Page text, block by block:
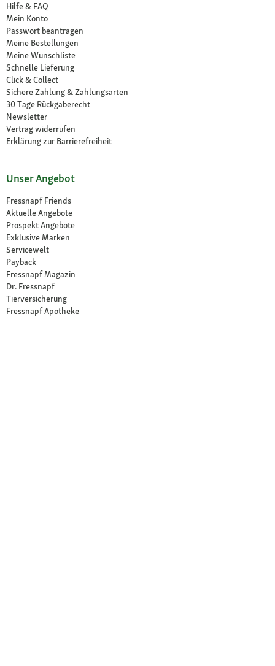
Hilfe & FAQ
Mein Konto
Passwort beantragen
Meine Bestellungen
Meine Wunschliste
Schnelle Lieferung
Click & Collect
Sichere Zahlung & Zahlungsarten
30 Tage Rückgaberecht
Newsletter
Vertrag widerrufen
Erklärung zur Barrierefreiheit
Unser Angebot
Fressnapf Friends
Aktuelle Angebote
Prospekt Angebote
Exklusive Marken
Servicewelt
Payback
Fressnapf Magazin
Dr. Fressnapf
Tierversicherung
Fressnapf Apotheke